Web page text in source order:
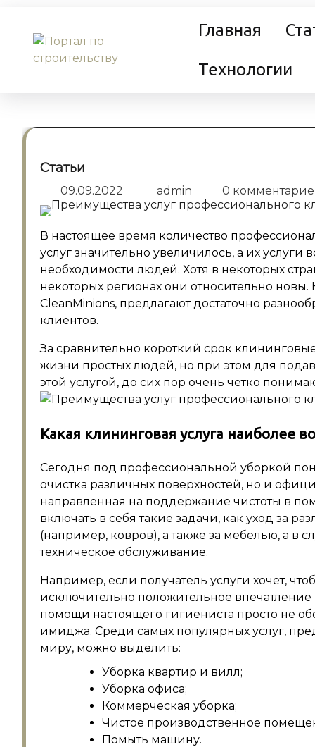
содержанию
Главная
Технологии
Статьи
09.09.2022 admin 0
В настоящее время количество
услуг значительно увеличилось, а их
необходимости людей. Хотя в некоторых
некоторых регионах они относительно
CleanMinions, предлагают достаточно
клиентов.
За сравнительно короткий срок
жизни простых людей, но при этом для
этой услугой, до сих пор очень четко
Какая клининговая услуга наиболее
Сегодня под профессиональной уборкой
очистка различных поверхностей, но и
направленная на поддержание чистоты в
включать в себя такие задачи, как уход за
(например, ковров), а также за мебелью, а в
техническое обслуживание.
Например, если получатель услуги хочет,
исключительно положительное впечатление
помощи настоящего гигиениста просто не
имиджа. Среди самых популярных услуг,
миру, можно выделить:
Уборка квартир и вилл;
Уборка офиса;
Коммерческая уборка;
Чистое производственное
Помыть машину.